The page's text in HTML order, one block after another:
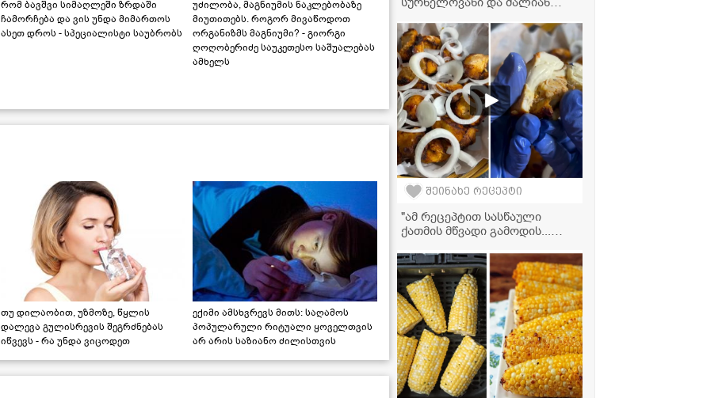
რომ ბავშვი სიმაღლეში ზრდაში
ჩამორჩება და ვის უნდა მიმართოს
ასეთ დროს - სპეციალისტი საუბრობს
უძილობა, მაგნიუმის ნაკლებობაზე
მიუთითებს. როგორ მივაწოდოთ
ორგანიზმს მაგნიუმი? - გიორგი
ღოღობერიძე საუკეთესო საშუალებას
ამხელს
თუ დილაობით, უზმოზე, წყლის
დალევა გულისრევის შეგრძნებას
იწვევს - რა უნდა ვიცოდეთ
ექიმი ამსხვრევს მითს: საღამოს
პოპულარული რიტუალი ყოველთვის
არ არის საზიანო ძილისთვის
შეინახე რეცეპტი
"ამ რეცეპტით სასწაული
ქათმის მწვადი გამოდის...
მკითხველის ვიდეორეცეპტი